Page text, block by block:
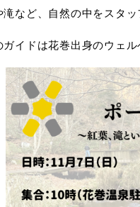
滝など、自然の中をスタ
ガイドは花巻出身のウェ